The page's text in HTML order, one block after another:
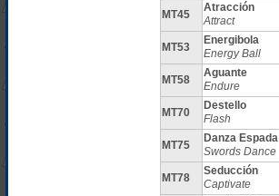
MT45
Atracción
Attract
MT53
Energibola
Energy Ball
MT58
Aguante
Endure
MT70
Destello
Flash
MT75
Danza Espada
Swords Dance
MT78
Seducción
Captivate